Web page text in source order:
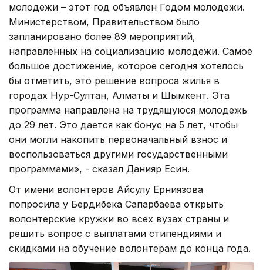
молодежи – этот год объявлен Годом молодежи.
Министерством, Правительством было
запланировано более 89 мероприятий,
направленных на социализацию молодежи. Самое
большое достижение, которое сегодня хотелось
бы отметить, это решение вопроса жилья в
городах Нур-Султан, Алматы и Шымкент. Эта
программа направлена на трудящуюся молодежь
до 29 лет. Это дается как бонус на 5 лет, чтобы
они могли накопить первоначальный взнос и
воспользоваться другими государственными
программами», - сказал Данияр Есин.
От имени волонтеров Айсулу Ерниязова
попросила у Бердибека Сапарбаева открыть
волонтерские кружки во всех вузах страны и
решить вопрос с выплатами стипендиями и
скидками на обучение волонтерам до конца года.